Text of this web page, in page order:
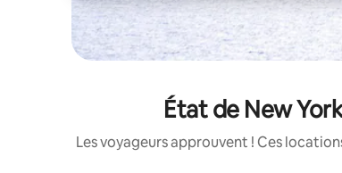
État de New
Les voyageurs approuvent ! Ces